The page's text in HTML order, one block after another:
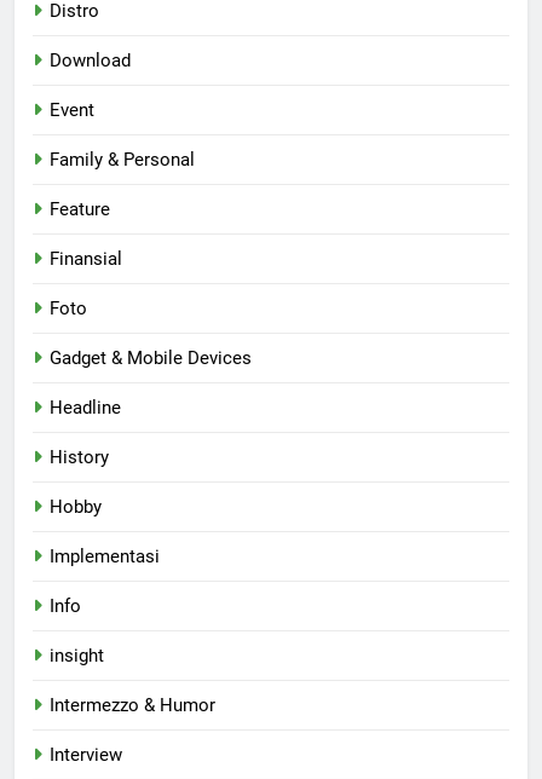
Distro
Download
Event
Family & Personal
Feature
Finansial
Foto
Gadget & Mobile Devices
Headline
History
Hobby
Implementasi
Info
insight
Intermezzo & Humor
Interview